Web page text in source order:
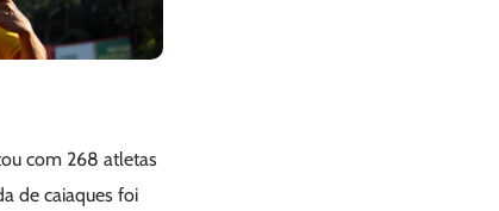
com 268 atletas
de caiaques foi